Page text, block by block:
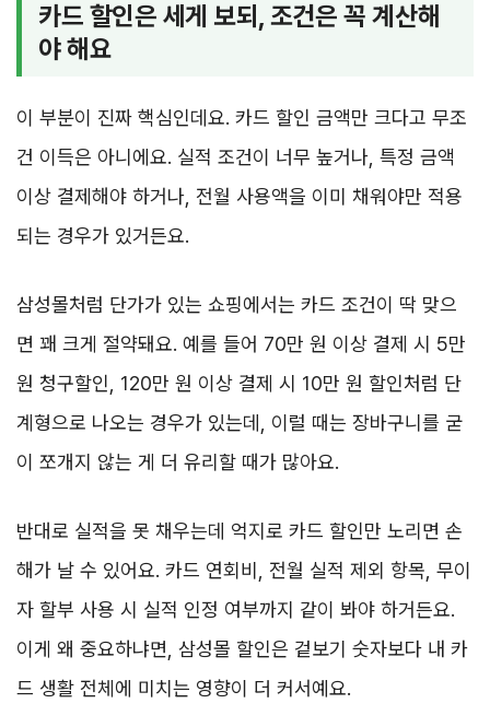
카드 할인은 세게 보되, 조건은 꼭 계산해
야 해요
이 부분이 진짜 핵심인데요. 카드 할인 금액만 크다고 무조
건 이득은 아니에요. 실적 조건이 너무 높거나, 특정 금액
이상 결제해야 하거나, 전월 사용액을 이미 채워야만 적용
되는 경우가 있거든요.
삼성몰처럼 단가가 있는 쇼핑에서는 카드 조건이 딱 맞으
면 꽤 크게 절약돼요. 예를 들어 70만 원 이상 결제 시 5만
원 청구할인, 120만 원 이상 결제 시 10만 원 할인처럼 단
계형으로 나오는 경우가 있는데, 이럴 때는 장바구니를 굳
이 쪼개지 않는 게 더 유리할 때가 많아요.
반대로 실적을 못 채우는데 억지로 카드 할인만 노리면 손
해가 날 수 있어요. 카드 연회비, 전월 실적 제외 항목, 무이
자 할부 사용 시 실적 인정 여부까지 같이 봐야 하거든요.
이게 왜 중요하냐면, 삼성몰 할인은 겉보기 숫자보다 내 카
드 생활 전체에 미치는 영향이 더 커서예요.